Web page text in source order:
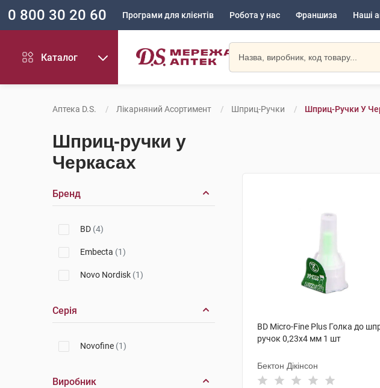
0 800 30 20 60 Програми для клієнтів Робота у нас Франшиза Наші
Каталог
Аптека D.S. Лікарняний Асортимент Шприц-Ручки Шприц-Ручки У
Шприц-ручки у
Черкасах
Бренд
BD (4)
Embecta (1)
Novo Nordisk (1)
Серія
Novofine (1)
Виробник
BD Micro-Fine Plus Голка до
ручок 0,23х4 мм 1 шт
Бектон Дікінсон